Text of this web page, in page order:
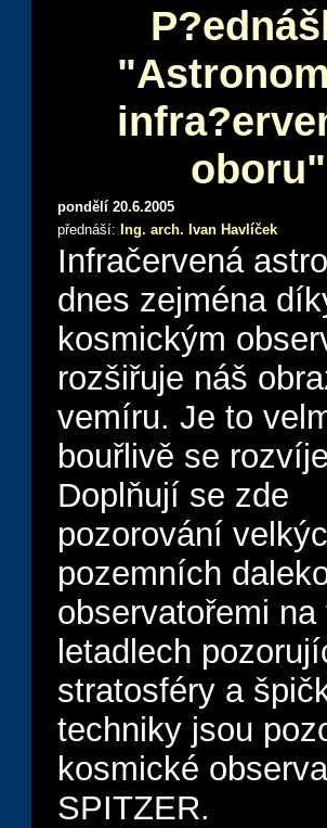
oboru"
pondělí 20.6.2005
přednáší: Ing. arch. Ivan Havlíček
Infračervená
dnes zejména
kosmickým
rozšiřuje náš
vemíru. Je to
bouřlivě se
Doplňují se zde
pozorování
pozemních
observatořemi
letadlech
stratosféry a
techniky jsou
kosmické
SPITZER.